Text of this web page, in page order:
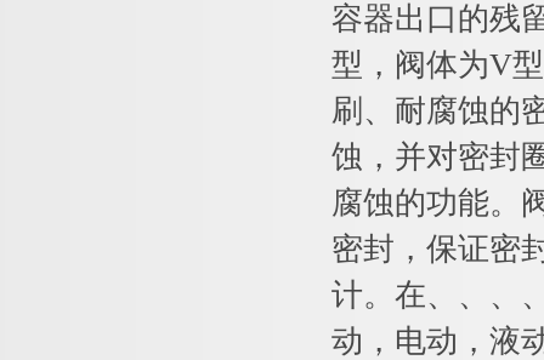
容器出口的残
型，阀体为V
刷、耐腐蚀的
蚀，并对密封
腐蚀的功能。
密封，保证密
计。在、、、
动，电动，液